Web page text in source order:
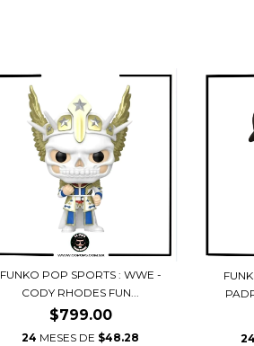
FUNKO POP SPORTS : WWE -
CODY RHODES FUN...
$799.00
24 MESES DE $48.28 24